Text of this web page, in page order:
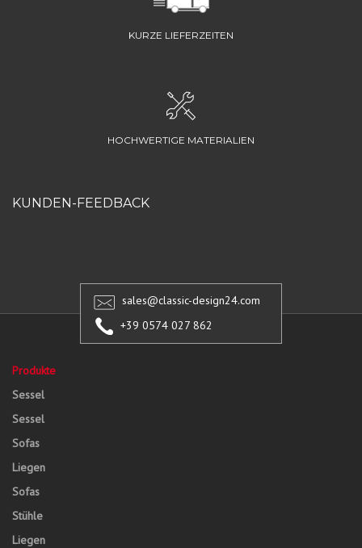
KURZE LIEFERZEITEN
HOCHWERTIGE MATERIALIEN
KUNDEN-FEEDBACK
sales@classic-design24.com
+39 0574 027 862
Produkte
Sessel
Sessel
Sofas
Liegen
Sofas
Stühle
Liegen